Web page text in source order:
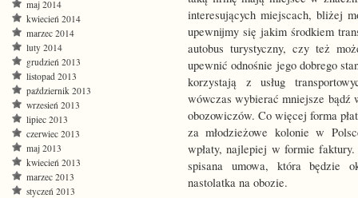
interesujących miejscach, bliżej
upewnijmy się jakim środkiem
autobus turystyczny, czy też
upewnić odnośnie jego dobrego
korzystają z usług
wówczas wybierać mniejsze bądź
obozowiczów. Co więcej forma
za młodzieżowe kolonie w
wpłaty, najlepiej w formie
spisana umowa, która będzie
nastolatka na obozie.
maj 2014
kwiecień 2014
marzec 2014
luty 2014
grudzień 2013
listopad 2013
październik 2013
wrzesień 2013
lipiec 2013
czerwiec 2013
maj 2013
kwiecień 2013
marzec 2013
styczeń 2013